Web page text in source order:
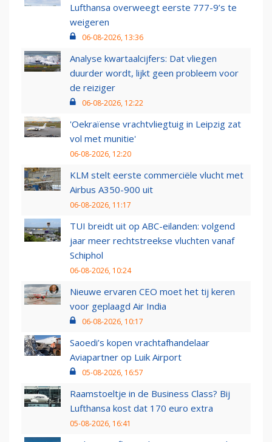
Lufthansa overweegt eerste 777-9’s te
weigeren
06-08-2026, 13:36
Analyse kwartaalcijfers: Dat vliegen
duurder wordt, lijkt geen probleem voor
de reiziger
06-08-2026, 12:22
'Oekraïense vrachtvliegtuig in Leipzig zat
vol met munitie'
06-08-2026, 12:20
KLM stelt eerste commerciële vlucht met
Airbus A350-900 uit
06-08-2026, 11:17
TUI breidt uit op ABC-eilanden: volgend
jaar meer rechtstreekse vluchten vanaf
Schiphol
06-08-2026, 10:24
Nieuwe ervaren CEO moet het tij keren
voor geplaagd Air India
06-08-2026, 10:17
Saoedi’s kopen vrachtafhandelaar
Aviapartner op Luik Airport
05-08-2026, 16:57
Raamstoeltje in de Business Class? Bij
Lufthansa kost dat 170 euro extra
05-08-2026, 16:41